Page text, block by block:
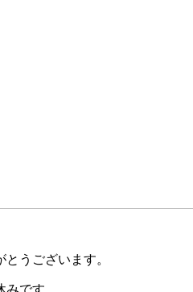
うございます。
です。